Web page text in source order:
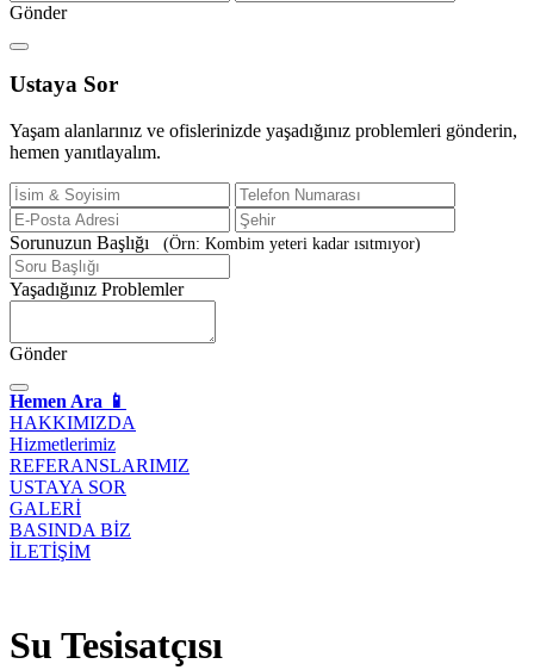
Gönder
Ustaya Sor
Yaşam alanlarınız ve ofislerinizde yaşadığınız problemleri gönderin,
hemen yanıtlayalım.
Sorunuzun Başlığı (Örn: Kombim yeteri kadar ısıtmıyor)
Yaşadığınız Problemler
Gönder
Hemen Ara 📱
HAKKIMIZDA
Hizmetlerimiz
REFERANSLARIMIZ
USTAYA SOR
GALERİ
BASINDA BİZ
İLETİŞİM
Su Tesisatçısı